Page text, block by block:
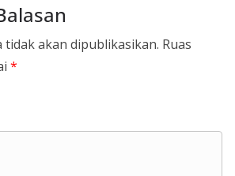
tidak akan dipublikasikan. Ruas
*